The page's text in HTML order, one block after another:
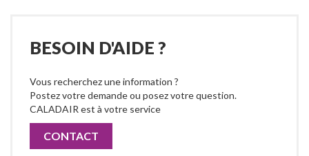
BESOIN D'AIDE ?
Vous recherchez une information ?
Postez votre demande ou posez votre question.
CALADAIR est à votre service
CONTACT